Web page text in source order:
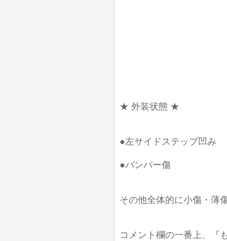
★ 外装状態 ★
●左サイドステップ凹み
●バンパー傷
その他全体的に小傷・薄
コメント欄の一番上、『